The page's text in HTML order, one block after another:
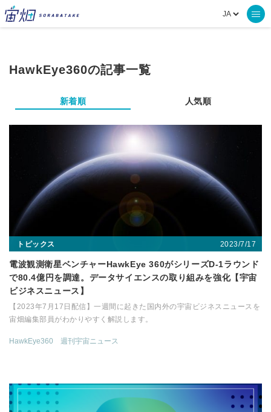
HawkEye360の記事一覧
新着順 人気順
トピックス 2023/7/17
電波観測衛星ベンチャーHawkEye 360がシリーズD-1ラウンド
で80.4億円を調達。データサイエンスの取り組みを強化【宇宙
ビジネスニュース】
【2023年7月17日配信】一週間に起きた国内外の宇宙ビジネスニュースを
宙畑編集部員がわかりやすく解説します。
HawkEye360 週刊宇宙ニュース